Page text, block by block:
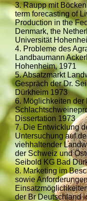
3. Raupp mit
term forecasting of
Production in the
Denmark, the
Universität
4. Probleme des
Landbaumann
Hohenheim, 1971
5. Absatzmarkt
Gespräch der Dr.
Dürkheim 1973
6. Möglichkeiten der
Dissertation 1973
7. Die Entwicklung
Untersuchung auf
viehhaltender
der Schweiz und
Seibold KG Bad
8. Marketing im
sowie
der Br Deutschland